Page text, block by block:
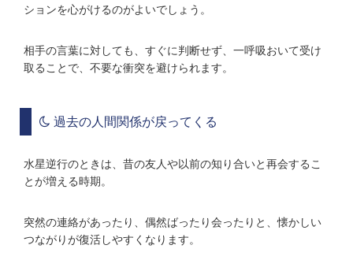
ションを心がけるのがよいでしょう。
相手の言葉に対しても、すぐに判断せず、一呼吸おいて受け
取ることで、不要な衝突を避けられます。
過去の人間関係が戻ってくる
水星逆行のときは、昔の友人や以前の知り合いと再会するこ
とが増える時期。
突然の連絡があったり、偶然ばったり会ったりと、懐かしい
つながりが復活しやすくなります。